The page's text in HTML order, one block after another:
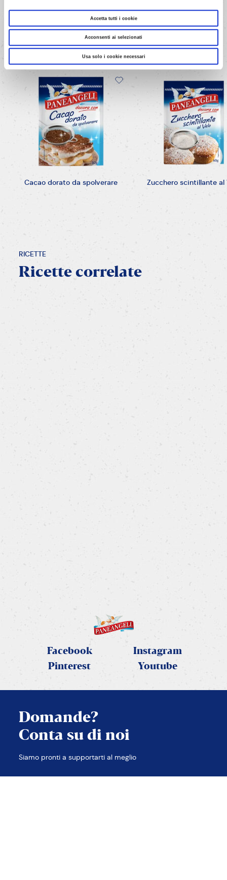
Accetta tutti i cookie
Acconsenti ai selezionati
Usa solo i cookie necessari
DECORAZIONI E GUARNIZIONI
I nostri prodotti, il tuo
tocco
Cacao dorato da spolverare Zucchero scintillante al
RICETTE
Ricette correlate
Facebook
Instagram
Pinterest
Youtube
Domande?
Conta su di noi
Siamo pronti a supportarti al meglio